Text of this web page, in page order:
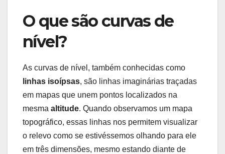
O que são curvas de
nível?
As curvas de nível, também conhecidas como
linhas isoípsas, são linhas imaginárias traçadas
em mapas que unem pontos localizados na
mesma altitude. Quando observamos um mapa
topográfico, essas linhas nos permitem visualizar
o relevo como se estivéssemos olhando para ele
em três dimensões, mesmo estando diante de